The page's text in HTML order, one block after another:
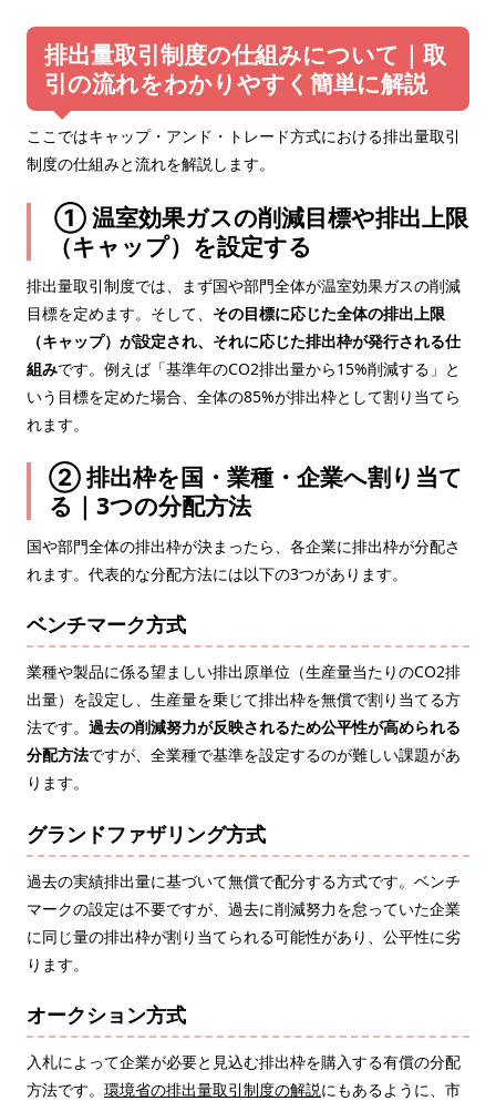
排出量取引制度の仕組みについて｜取
引の流れをわかりやすく簡単に解説
ここではキャップ・アンド・トレード方式における排出量取引
制度の仕組みと流れを解説します。
① 温室効果ガスの削減目標や排出上限
（キャップ）を設定する
排出量取引制度では、まず国や部門全体が温室効果ガスの削減
目標を定めます。そして、 その目標に応じた全体の排出上限
（キャップ）が設定され、それに応じた排出枠が発行される仕
組みです。例えば「基準年のCO2排出量から15%削減する」と
いう目標を定めた場合、全体の85%が排出枠として割り当てら
れます。
② 排出枠を国・業種・企業へ割り当て
る｜3つの分配方法
国や部門全体の排出枠が決まったら、各企業に排出枠が分配さ
れます。代表的な分配方法には以下の3つがあります。
ベンチマーク方式
業種や製品に係る望ましい排出原単位（生産量当たりのCO2排
出量）を設定し、生産量を乗じて排出枠を無償で割り当てる方
法です。 過去の削減努力が反映されるため公平性が高められる
分配方法ですが、全業種で基準を設定するのが難しい課題があ
ります。
グランドファザリング方式
過去の実績排出量に基づいて無償で配分する方式です。ベンチ
マークの設定は不要ですが、過去に削減努力を怠っていた企業
に同じ量の排出枠が割り当てられる可能性があり、公平性に劣
ります。
オークション方式
入札によって企業が必要と見込む排出枠を購入する有償の分配
方法です。 環境省の排出量取引制度の解説にもあるように、市